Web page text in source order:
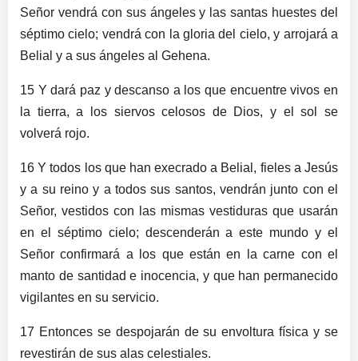
Señor vendrá con sus ángeles y las santas huestes del
séptimo cielo; vendrá con la gloria del cielo, y arrojará a
Belial y a sus ángeles al Gehena.
15 Y dará paz y descanso a los que encuentre vivos en
la tierra, a los siervos celosos de Dios, y el sol se
volverá rojo.
16 Y todos los que han execrado a Belial, fieles a Jesús
y a su reino y a todos sus santos, vendrán junto con el
Señor, vestidos con las mismas vestiduras que usarán
en el séptimo cielo; descenderán a este mundo y el
Señor confirmará a los que están en la carne con el
manto de santidad e inocencia, y que han permanecido
vigilantes en su servicio.
17 Entonces se despojarán de su envoltura física y se
revestirán de sus alas celestiales.